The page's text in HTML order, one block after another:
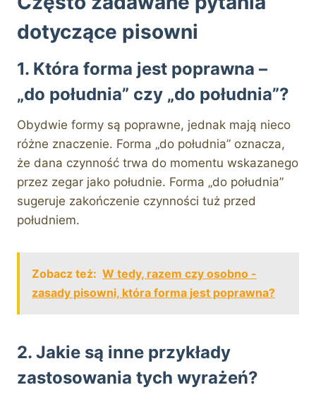
dotyczące pisowni
1. Która forma jest poprawna –
„do południa” czy „do południa”?
Obydwie formy są poprawne, jednak mają nieco
różne znaczenie. Forma „do południa” oznacza,
że dana czynność trwa do momentu wskazanego
przez zegar jako południe. Forma „do południa”
sugeruje zakończenie czynności tuż przed
południem.
Zobacz też: W tedy, razem czy osobno -
zasady pisowni, która forma jest poprawna?
2. Jakie są inne przykłady
zastosowania tych wyrażeń?